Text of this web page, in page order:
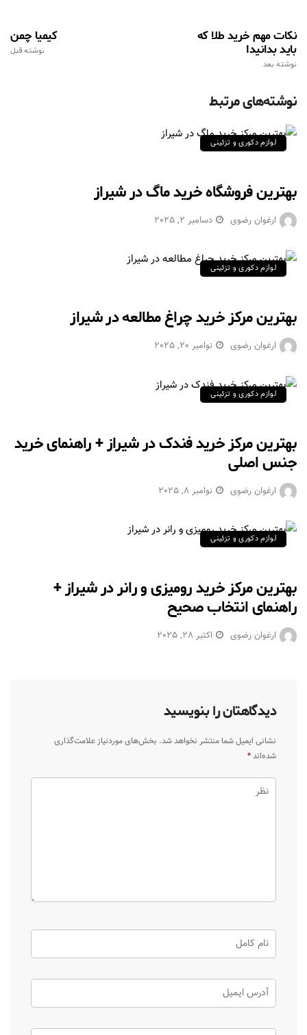
کیمیا چمن
نوشته قبل
نکات مهم خرید طلا که
باید بدانید!
نوشته بعد
نوشته‌های مرتبط
لوازم دکوری و تزئینی
بهترین فروشگاه خرید ماگ در شیراز
ارغوان رضوی دسامبر 2, 2025
لوازم دکوری و تزئینی
بهترین مرکز خرید چراغ مطالعه در شیراز
ارغوان رضوی نوامبر 20, 2025
لوازم دکوری و تزئینی
بهترین مرکز خرید فندک در شیراز + راهنمای خرید
جنس اصلی
ارغوان رضوی نوامبر 8, 2025
لوازم دکوری و تزئینی
بهترین مرکز خرید رومیزی و رانر در شیراز +
راهنمای انتخاب صحیح
ارغوان رضوی اکتبر 28, 2025
دیدگاهتان را بنویسید
نشانی ایمیل شما منتشر نخواهد شد. بخش‌های موردنیاز علامت‌گذاری
شده‌اند*